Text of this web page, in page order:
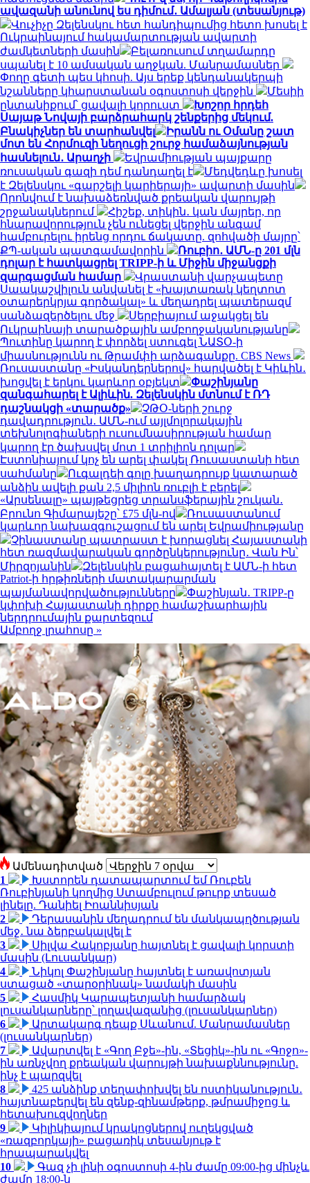
ավազանի անունով ես դիմում․ Ամալյան (տեսանյութ)
Վուչիչը Զելենսկու հետ հանդիպումից հետո խոսել է
Ուկրաինայում հակամարտության ավարտի
ժամկետների մասին
Բելառուսում տղամարդը
սպանել է 10 ամսական աղջկան. Մանրամասներ
Փողը գետի պես կհոսի. Այս երեք կենդանակերպի
նշանները կհարստանան օգոստոսի վերջին
Մեսիի
ընտանիքում՝ ցավալի կորուստ
Խոշոր հրդեհ
Սայաթ Նովայի բարձրահարկ շենքերից մեկում.
Բնակիչներ են տարհանվել
Իրանն ու Օմանը շատ
մոտ են Հորմուզի նեղուցի շուրջ համաձայնության
հասնելուն․ Արաղչի
Եվրամիության պայքարը
ռուսական գազի դեմ դանդաղել է
Մեդվեդևը խոսել
է Զելենսկու «գարշելի կարիերայի» ավարտի մասին
Որոնվում է նախաձեռնված քրեական վարույթի
շրջանակներում
Հիշեք, տիկին․ կան մայրեր, որ
հնարավորություն չեն ունեցել վերջին անգամ
համբուրելու իրենց որդու ճակատը. զոհվածի մայրը՝
ՔՊ-ական պատգամավորին
Ռուբիո․ ԱՄՆ-ը 201 մլն
դոլար է հատկացրել TRIPP-ի և Միջին միջանցքի
զարգացման համար
Վրաստանի վարչապետը
Սաակաշվիլուն անվանել է «խայտառակ կեղտոտ
օտարերկրյա գործակալ» և մեղադրել պատերազմ
սանձազերծելու մեջ
Սերբիայում աջակցել են
Ուկրաինայի տարածքային ամբողջականությանը
Պուտինը կարող է փորձել ստուգել ՆԱՏՕ-ի
միասնությունն ու Թրամփի արձագանքը. CBS News
Ռուսաստանը «Իսկանդերներով» հարվածել է Կիևին․
խոցվել է երկու կարևոր օբյեկտ
Փաշինյանը
զանգահարել է Ալիևին. Զելենսկին մտնում է ՌԴ
դաշնակցի «տարածք»
ՉԹՕ-ների շուրջ
դավադրություն․ ԱՄՆ-ում այլմոլորակային
տեխնոլոգիաների ուսումնասիրության համար
կարող էր ծախսվել մոտ 1 տրիլիոն դոլար
Էստոնիայում կոչ են արել փակել Ռուսաստանի հետ
սահմանը
Ուգալդեի գոլը խաղադրույք կատարած
անձին ավելի քան 2,5 միլիոն ռուբլի է բերել
«Արսենալը» պայթեցրեց տրանսֆերային շուկան․
Բրունո Գիմարայեշը՝ £75 մլն-ով
Ռուսաստանում
կարևոր նախազգուշացում են արել Եվրամիությանը
Չինաստանը պատրաստ է խորացնել Հայաստանի
հետ ռազմավարական գործընկերությունը․ Վան Ին՝
Միրզոյանին
Զելենսկին բացահայտել է ԱՄՆ-ի հետ
Patriot-ի հրթիռների մատակարարման
պայմանավորվածությունները
Փաշինյան․ TRIPP-ը
կփոխի Հայաստանի դիրքը համաշխարհային
ներդրումային քարտեզում
Ամբողջ լրահոսը »
Ամենադիտված
1
Խստորեն դատապարտում եմ Ռուբեն
Ռուբինյանի կողմից Ստամբուլում թուրք տեսած
լինելը. Դանիել Իոաննիսյան
2
Դերասանին մեղադրում են մանկապղծության
մեջ․ նա ձերբակալվել է
3
Սիլվա Հակոբյանը հայտնել է ցավալի կորստի
մասին (Լուսանկար)
4
Նիկոլ Փաշինյանը հայտնել է առավոտյան
ստացած «տարօրինակ» նամակի մասին
5
Հասմիկ Կարապետյանի համարձակ
լուսանկարները՝ լողավազանից (լուսանկարներ)
6
Արտակարգ դեպք Սևանում. Մանրամասներ
(լուսանկարներ)
7
Ավարտվել է «Գող Բջե»-ին, «Տեցիկ»-ին ու «Գոջո»-
ին առնչվող քրեական վարույթի նախաքննությունը.
ինչ է պարզվել
8
425 անձինք տեղափոխվել են ոստիկանություն․
հայտնաբերվել են զենք-զինամթերք, թմրամիջոց և
հետախուզվողներ
9
Կիլիկիայում կրակոցներով ուղեկցված
«ռազբորկայի» բացառիկ տեսանյութ է
հրապարակվել
10
Գազ չի լինի օգոստոսի 4-ին ժամը 09:00-ից մինչև
ժամը 18:00-ն